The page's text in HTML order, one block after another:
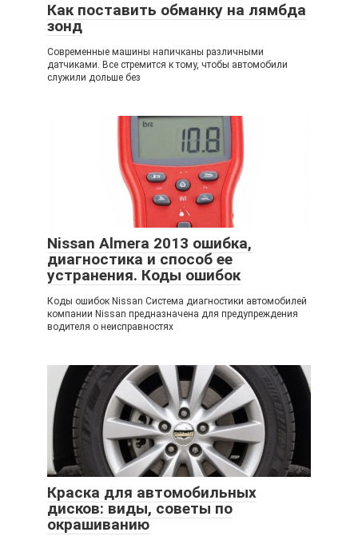
Как поставить обманку на лямбда
зонд
Современные машины напичканы различными
датчиками. Все стремится к тому, чтобы автомобили
служили дольше без
Nissan Almera 2013 ошибка,
диагностика и способ ее
устранения. Коды ошибок
Коды ошибок Nissan Система диагностики автомобилей
компании Nissan предназначена для предупреждения
водителя о неисправностях
Краска для автомобильных
дисков: виды, советы по
окрашиванию